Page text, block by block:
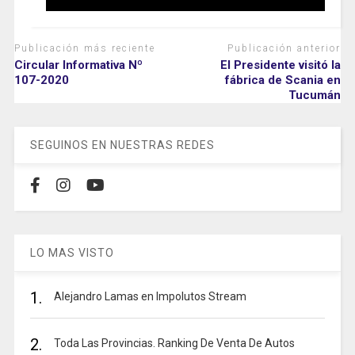
Publicación más reciente
Circular Informativa Nº
107-2020
Publicación anterior
El Presidente visitó la
fábrica de Scania en
Tucumán
SEGUINOS EN NUESTRAS REDES
LO MAS VISTO
1. Alejandro Lamas en Impolutos Stream
2. Toda Las Provincias. Ranking De Venta De Autos